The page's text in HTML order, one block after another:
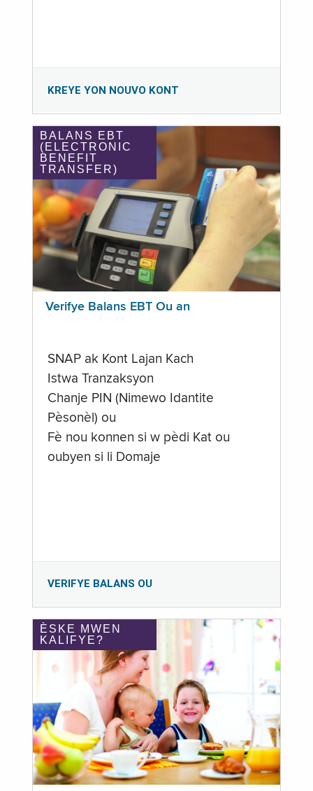
KREYE YON NOUVO KONT
BALANS EBT
(ELECTRONIC
BENEFIT
TRANSFER)
Verifye Balans EBT Ou an
SNAP ak Kont Lajan Kach
Istwa Tranzaksyon
Chanje PIN (Nimewo Idantite
Pèsonèl) ou
Fè nou konnen si w pèdi Kat ou
oubyen si li Domaje
VERIFYE BALANS OU
ÈSKE MWEN
KALIFYE?